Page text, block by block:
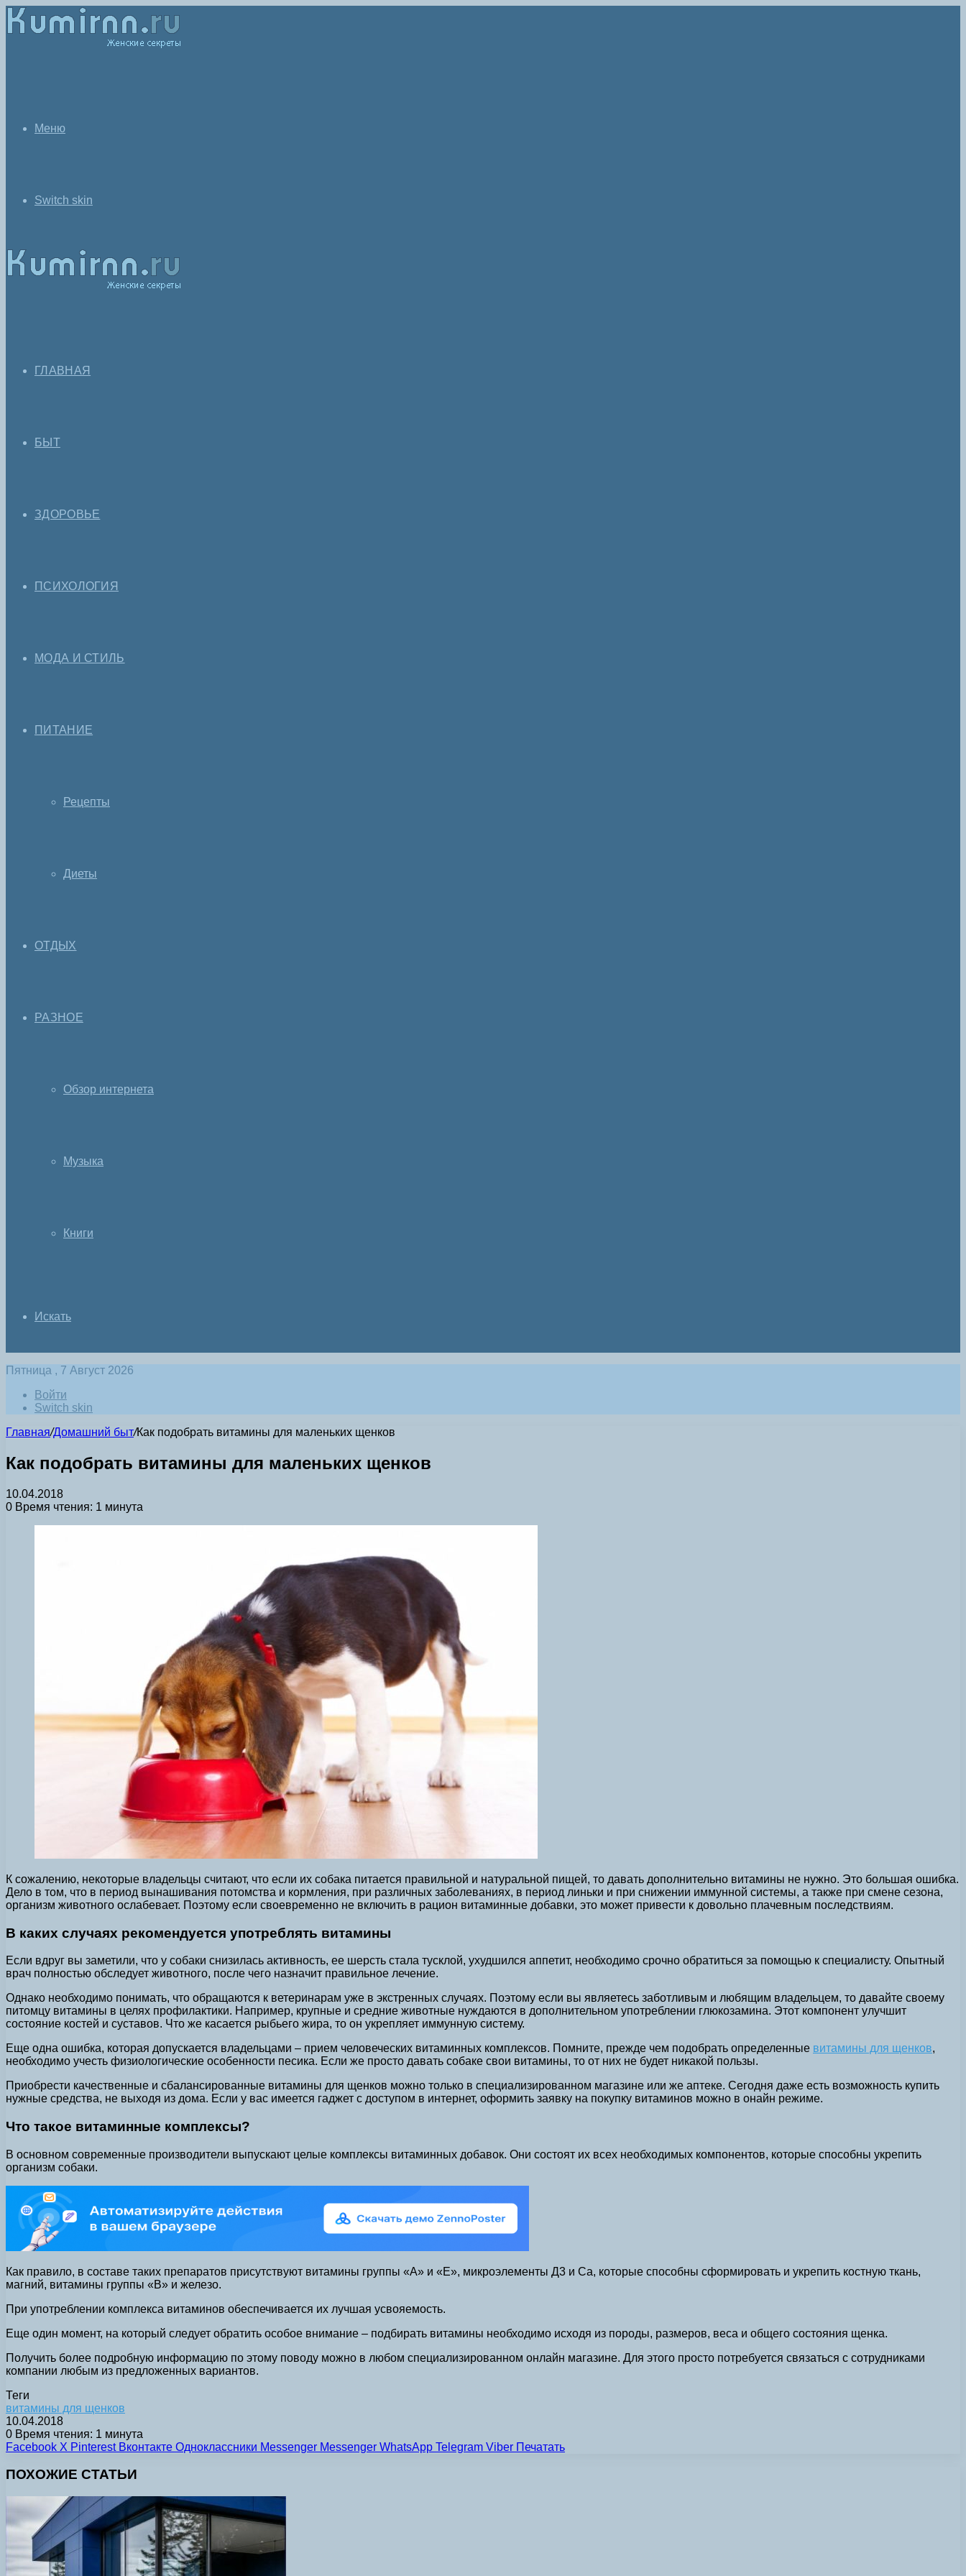
Меню
Switch skin
ГЛАВНАЯ
БЫТ
ЗДОРОВЬЕ
ПСИХОЛОГИЯ
МОДА И СТИЛЬ
ПИТАНИЕ
Рецепты
Диеты
ОТДЫХ
РАЗНОЕ
Обзор интернета
Музыка
Книги
Искать
Пятница , 7 Август 2026
Войти
Switch skin
Главная/Домашний быт/Как подобрать витамины для маленьких щенков
Как подобрать витамины для маленьких щенков
10.04.2018
0 Время чтения: 1 минута
К сожалению, некоторые владельцы считают, что если их собака питается правильной и натуральной пищей, то давать дополнительно витамины не нужно. Это большая ошибка.
Дело в том, что в период вынашивания потомства и кормления, при различных заболеваниях, в период линьки и при снижении иммунной системы, а также при смене сезона,
организм животного ослабевает. Поэтому если своевременно не включить в рацион витаминные добавки, это может привести к довольно плачевным последствиям.
В каких случаях рекомендуется употреблять витамины
Если вдруг вы заметили, что у собаки снизилась активность, ее шерсть стала тусклой, ухудшился аппетит, необходимо срочно обратиться за помощью к специалисту. Опытный
врач полностью обследует животного, после чего назначит правильное лечение.
Однако необходимо понимать, что обращаются к ветеринарам уже в экстренных случаях. Поэтому если вы являетесь заботливым и любящим владельцем, то давайте своему
питомцу витамины в целях профилактики. Например, крупные и средние животные нуждаются в дополнительном употреблении глюкозамина. Этот компонент улучшит
состояние костей и суставов. Что же касается рыбьего жира, то он укрепляет иммунную систему.
Еще одна ошибка, которая допускается владельцами – прием человеческих витаминных комплексов. Помните, прежде чем подобрать определенные витамины для щенков,
необходимо учесть физиологические особенности песика. Если же просто давать собаке свои витамины, то от них не будет никакой пользы.
Приобрести качественные и сбалансированные витамины для щенков можно только в специализированном магазине или же аптеке. Сегодня даже есть возможность купить
нужные средства, не выходя из дома. Если у вас имеется гаджет с доступом в интернет, оформить заявку на покупку витаминов можно в онайн режиме.
Что такое витаминные комплексы?
В основном современные производители выпускают целые комплексы витаминных добавок. Они состоят их всех необходимых компонентов, которые способны укрепить
организм собаки.
Как правило, в составе таких препаратов присутствуют витамины группы «А» и «Е», микроэлементы Д3 и Са, которые способны сформировать и укрепить костную ткань,
магний, витамины группы «В» и железо.
При употреблении комплекса витаминов обеспечивается их лучшая усвояемость.
Еще один момент, на который следует обратить особое внимание – подбирать витамины необходимо исходя из породы, размеров, веса и общего состояния щенка.
Получить более подробную информацию по этому поводу можно в любом специализированном онлайн магазине. Для этого просто потребуется связаться с сотрудниками
компании любым из предложенных вариантов.
Теги
витамины для щенков
10.04.2018
0 Время чтения: 1 минута
Facebook X Pinterest Вконтакте Одноклассники Messenger Messenger WhatsApp Telegram Viber Печатать
ПОХОЖИЕ СТАТЬИ